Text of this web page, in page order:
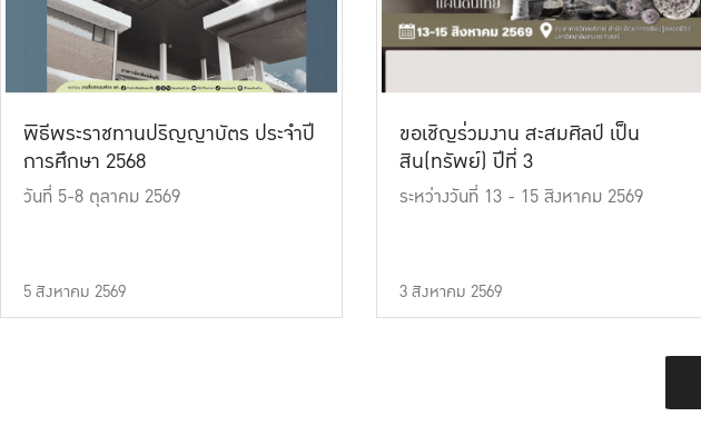
พิธีพระราชทานปริญญาบัตร ประจำปี
การศึกษา 2568
วันที่ 5-8 ตุลาคม 2569
5 สิงหาคม 2569
ขอเชิญร่วมงาน สะสมศิลป์ เป็น
สิน(ทรัพย์) ปีที่ 3
ระหว่างวันที่ 13 - 15 สิงหาคม 2569
3 สิงหาคม 2569